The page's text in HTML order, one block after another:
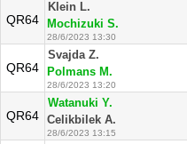
QR64
Klein L.
Mochizuki S.
28/6/2023 13:30
QR64
Svajda Z.
Polmans M.
28/6/2023 13:20
QR64
Watanuki Y.
Celikbilek A.
28/6/2023 13:15